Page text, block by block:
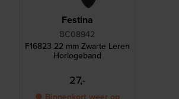
Festina
BC08942
F16823 22 mm Zwarte Leren
Horlogeband
27,-